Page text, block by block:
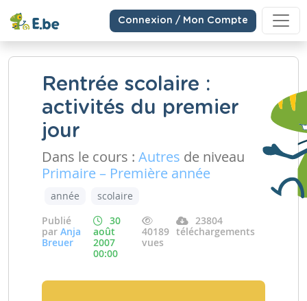
Connexion / Mon Compte
Rentrée scolaire :
activités du premier
jour
Dans le cours : Autres de niveau
Primaire – Première année
année
scolaire
Publié
par Anja
Breuer
30
août
2007
00:00
40189
vues
23804
téléchargements